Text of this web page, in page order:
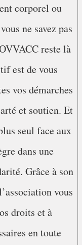
corporel ou
ne savez pas
reste là
est de vous
vos démarches
et soutien. Et
seul face aux
dans une
Grâce à son
vous
droits et à
en toute